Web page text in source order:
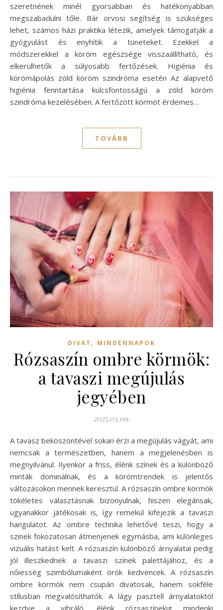
szeretnének minél gyorsabban és hatékonyabban
megszabadulni tőle. Bár orvosi segítség is szükséges
lehet, számos házi praktika létezik, amelyek támogatják a
gyógyulást és enyhítik a tüneteket. Ezekkel a
módszerekkel a köröm egészsége visszaállítható, és
elkerülhetők a súlyosabb fertőzések. Higiénia és
körömápolás zöld köröm szindróma esetén Az alapvető
higiénia fenntartása kulcsfontosságú a zöld köröm
szindróma kezelésében. A fertőzött körmöt érdemes…
TOVÁBB
DIVAT , MINDENNAPOK
Rózsaszín ombre körmök:
a tavaszi megújulás
jegyében
2025.03.09.
A tavasz beköszöntével sokan érzi a megújulás vágyát, ami
nemcsak a természetben, hanem a megjelenésben is
megnyilvánul. Ilyenkor a friss, élénk színek és a különböző
minták dominálnak, és a körömtrendek is jelentős
változásokon mennek keresztül. A rózsaszín ombre körmök
tökéletes választásnak bizonyulnak, hiszen elegánsak,
ugyanakkor játékosak is, így remekül kifejezik a tavaszi
hangulatot. Az ombre technika lehetővé teszi, hogy a
színek fokozatosan átmenjenek egymásba, ami különleges
vizuális hatást kelt. A rózsaszín különböző árnyalatai pedig
jól illeszkednek a tavaszi színek palettájához, és a
nőiesség szimbólumaként örök kedvencek. A rózsaszín
ombre körmök nem csupán divatosak, hanem sokféle
stílusban megvalósíthatók. A lágy pasztell árnyalatoktól